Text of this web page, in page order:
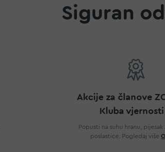
Siguran
Akcije za članove
Kluba vjernosti
Popusti na suhu hranu, pijesak
poslastice. Pogledaj više